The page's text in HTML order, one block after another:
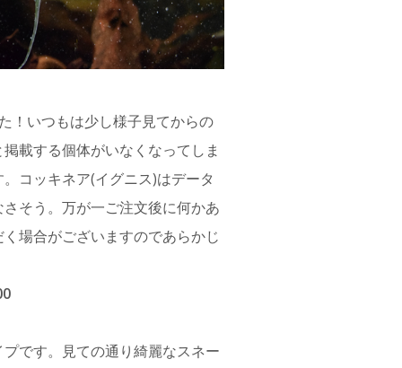
！いつもは少し様子見てからの
載する個体がいなくなってしま
コッキネア(イグニス)はデータ
そう。万が一ご注文後に何かあ
場合がございますのであらかじ
です。見ての通り綺麗なスネー